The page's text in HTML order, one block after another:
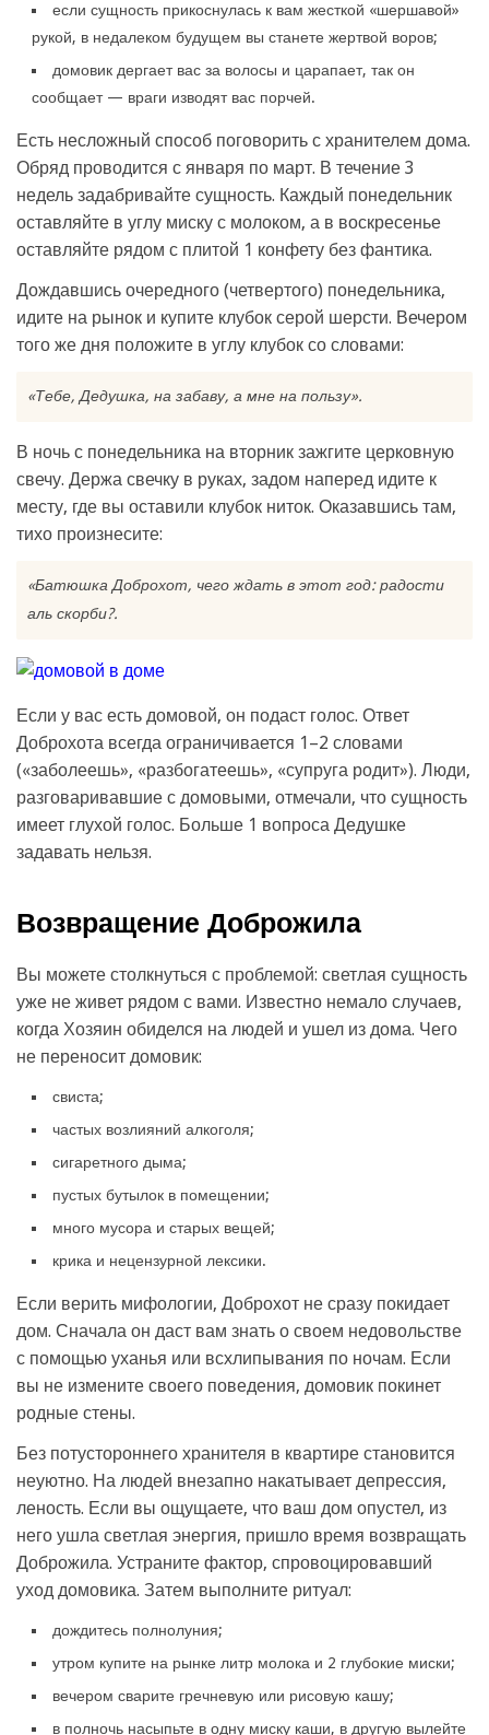
если сущность прикоснулась к вам жесткой «шершавой»
рукой, в недалеком будущем вы станете жертвой воров;
домовик дергает вас за волосы и царапает, так он
сообщает — враги изводят вас порчей.
Есть несложный способ поговорить с хранителем дома.
Обряд проводится с января по март. В течение 3
недель задабривайте сущность. Каждый понедельник
оставляйте в углу миску с молоком, а в воскресенье
оставляйте рядом с плитой 1 конфету без фантика.
Дождавшись очередного (четвертого) понедельника,
идите на рынок и купите клубок серой шерсти. Вечером
того же дня положите в углу клубок со словами:
«Тебе, Дедушка, на забаву, а мне на пользу».
В ночь с понедельника на вторник зажгите церковную
свечу. Держа свечку в руках, задом наперед идите к
месту, где вы оставили клубок ниток. Оказавшись там,
тихо произнесите:
«Батюшка Доброхот, чего ждать в этот год: радости
аль скорби?.
Если у вас есть домовой, он подаст голос. Ответ
Доброхота всегда ограничивается 1–2 словами
(«заболеешь», «разбогатеешь», «супруга родит»). Люди,
разговаривавшие с домовыми, отмечали, что сущность
имеет глухой голос. Больше 1 вопроса Дедушке
задавать нельзя.
Возвращение Доброжила
Вы можете столкнуться с проблемой: светлая сущность
уже не живет рядом с вами. Известно немало случаев,
когда Хозяин обиделся на людей и ушел из дома. Чего
не переносит домовик:
свиста;
частых возлияний алкоголя;
сигаретного дыма;
пустых бутылок в помещении;
много мусора и старых вещей;
крика и нецензурной лексики.
Если верить мифологии, Доброхот не сразу покидает
дом. Сначала он даст вам знать о своем недовольстве
с помощью уханья или всхлипывания по ночам. Если
вы не измените своего поведения, домовик покинет
родные стены.
Без потустороннего хранителя в квартире становится
неуютно. На людей внезапно накатывает депрессия,
леность. Если вы ощущаете, что ваш дом опустел, из
него ушла светлая энергия, пришло время возвращать
Доброжила. Устраните фактор, спровоцировавший
уход домовика. Затем выполните ритуал:
дождитесь полнолуния;
утром купите на рынке литр молока и 2 глубокие миски;
вечером сварите гречневую или рисовую кашу;
в полночь насыпьте в одну миску каши, в другую вылейте